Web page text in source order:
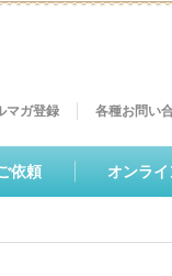
依頼 オンラ
マガ登録 各種お問い